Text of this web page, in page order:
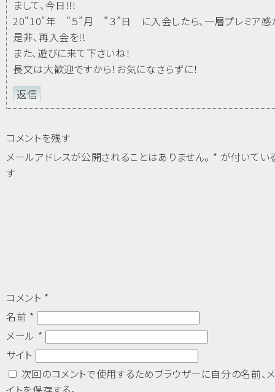
まして、今日!!!
20"10"年 ”５”月 ”３”日 に入会したら、一層プレミア感
是非、再入会を!!
また、遊びに来て下さいね！
長文は大歓迎ですから！お気になさらずに！
返信
コメントを残す
メールアドレスが公開されることはありません。 * が付いてい
す
コメント *
名前 *
メール *
サイト
次回のコメントで使用するためブラウザーに自分の名前、